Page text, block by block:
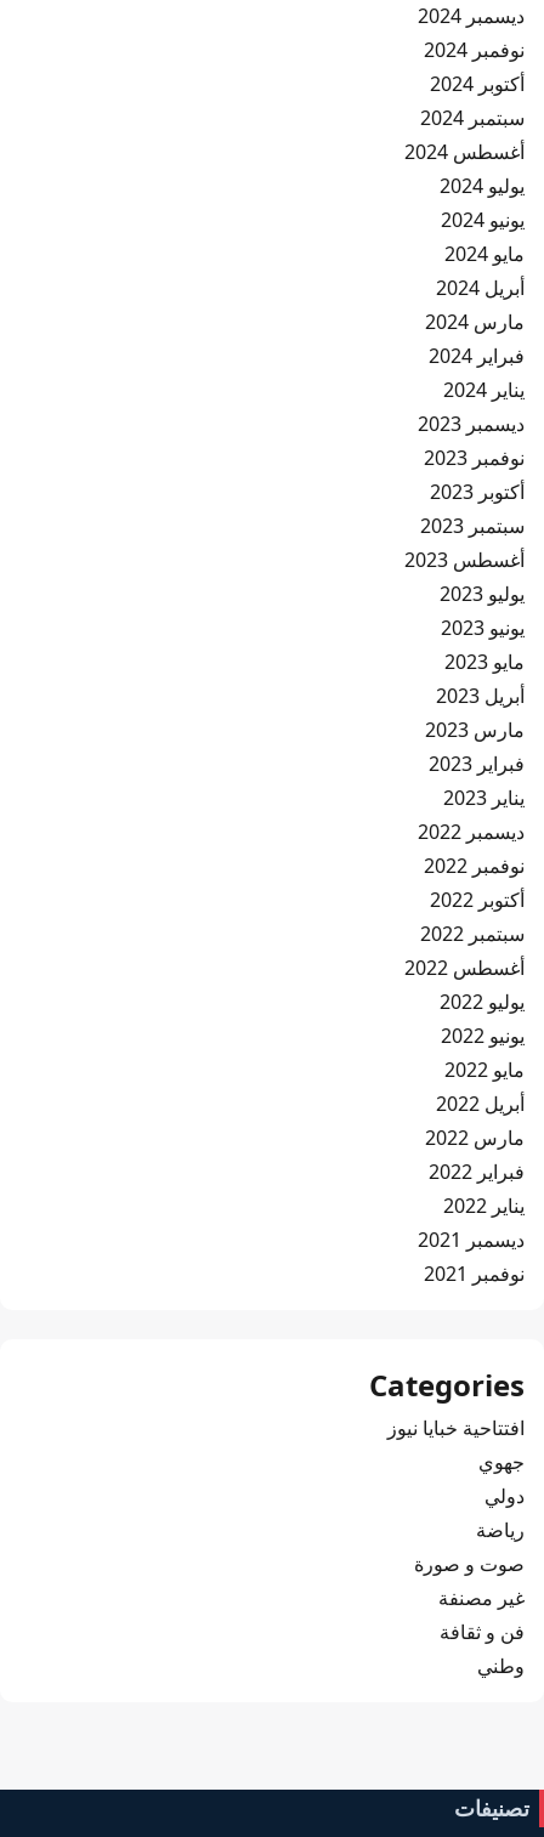
ديسمبر 2024
نوفمبر 2024
أكتوبر 2024
سبتمبر 2024
أغسطس 2024
يوليو 2024
يونيو 2024
مايو 2024
أبريل 2024
مارس 2024
فبراير 2024
يناير 2024
ديسمبر 2023
نوفمبر 2023
أكتوبر 2023
سبتمبر 2023
أغسطس 2023
يوليو 2023
يونيو 2023
مايو 2023
أبريل 2023
مارس 2023
فبراير 2023
يناير 2023
ديسمبر 2022
نوفمبر 2022
أكتوبر 2022
سبتمبر 2022
أغسطس 2022
يوليو 2022
يونيو 2022
مايو 2022
أبريل 2022
مارس 2022
فبراير 2022
يناير 2022
ديسمبر 2021
نوفمبر 2021
Categories
افتتاحية خبايا نيوز
جهوي
دولي
رياضة
صوت و صورة
غير مصنفة
فن و ثقافة
وطني
تصنيفات